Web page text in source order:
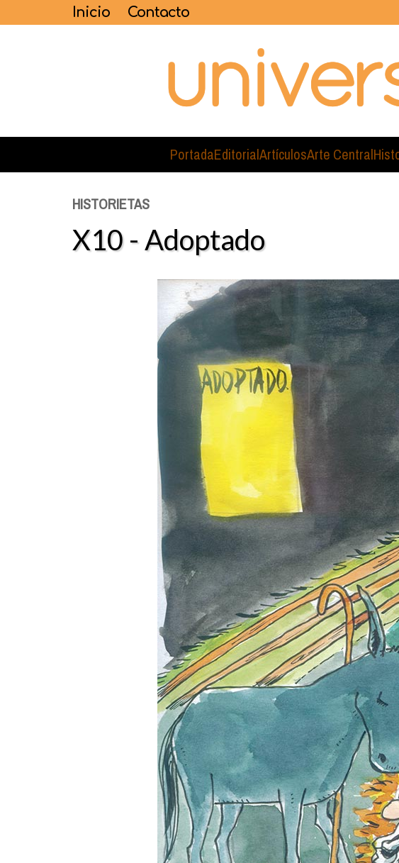
Inicio Contacto
PortadaEditorialArtículosArte Central
HISTORIETAS
X10 - Adoptado